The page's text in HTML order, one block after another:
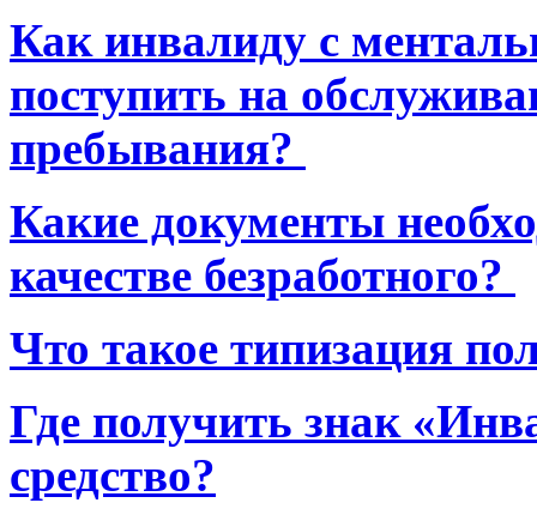
Как инвалиду с
поступить на
пребывания?
Какие документы
качестве безработного?
Что такое типизация
Где получить знак
средство?